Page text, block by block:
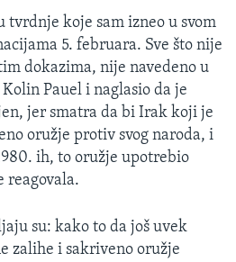
tvrdnje koje sam izneo u svom
5. februara. Sve što nije
dokazima, nije navedeno u
Pauel i naglasio da je
jer smatra da bi Irak koji je
oružje protiv svog naroda, i
ih, to oružje upotrebio
reagovala.
su: kako to da još uvek
zalihe i sakriveno oružje